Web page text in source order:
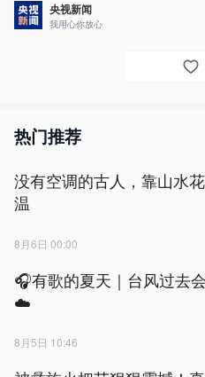
央视新闻
我用心你放心
热门推荐
没有空调的古人，靠山水
温
8月6日 00:00
🎧有歌的夏天｜台风过去
☁️
8月5日 10:46